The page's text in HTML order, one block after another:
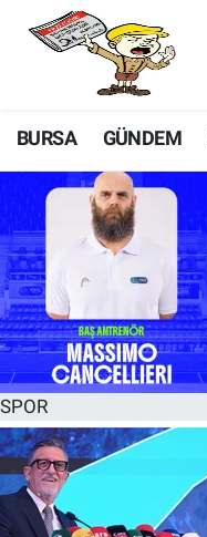
BURSA GÜNDEM
SPOR